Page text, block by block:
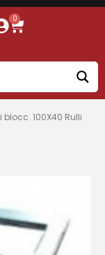
0
100X40 Rulli